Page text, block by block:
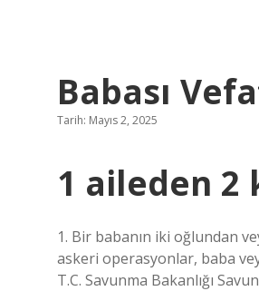
Babası
Tarih: Mayıs 2, 2025
1 aileden 2
1. Bir babanın iki oğlundan
askeri operasyonlar, baba
T.C. Savunma Bakanlığı